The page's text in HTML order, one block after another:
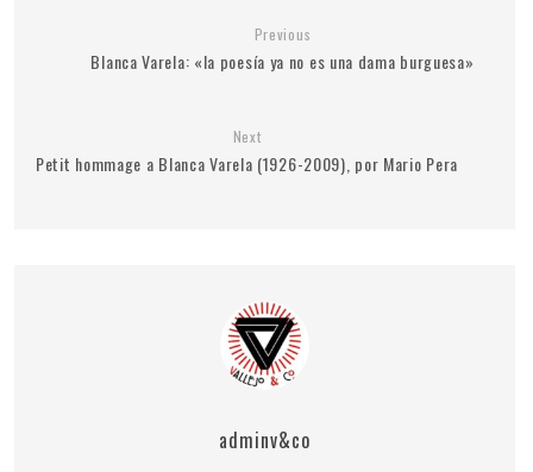
Previous
Blanca Varela: «la poesía ya no es una dama burguesa»
Next
Petit hommage a Blanca Varela (1926-2009), por Mario Pera
adminv&co